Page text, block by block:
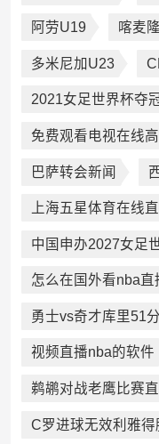
阿劳U19 喀麦
多米尼加U23
2021女足世界杯夺
免费观看电视在线
巴萨转会新闻
上海五星体育在线
中国申办2027女足
怎么在国外看nba直
勇士vs奇才库里51
视频直播nba的软件
鹈鹕对战老鹰比赛
C罗进球无效利雅得